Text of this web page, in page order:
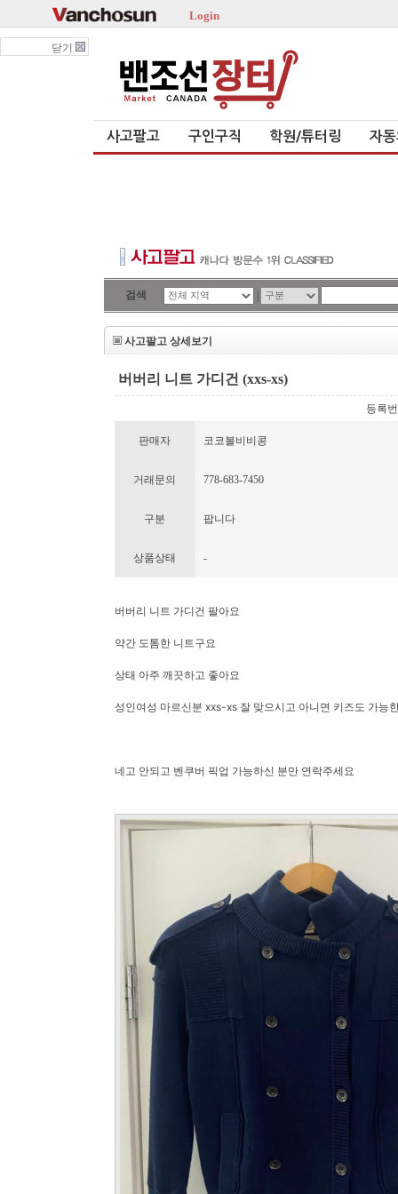
Login
닫기
사고팔고 구인구직 학원/튜터링 자
검색 |
사고팔고 상세보기
버버리 니트 가디건 (xxs-xs)
등록
판매자 코코볼비비콩
거래문의 778-683-7450
구분 팝니다
상품상태 -
버버리 니트 가디건 팔아요
약간 도톰한 니트구요
상태 아주 깨끗하고 좋아요
성인여성 마르신분 xxs-xs 잘 맞으시고 아니면 키즈도 가능
네고 안되고 벤쿠버 픽업 가능하신 분만 연락주세요